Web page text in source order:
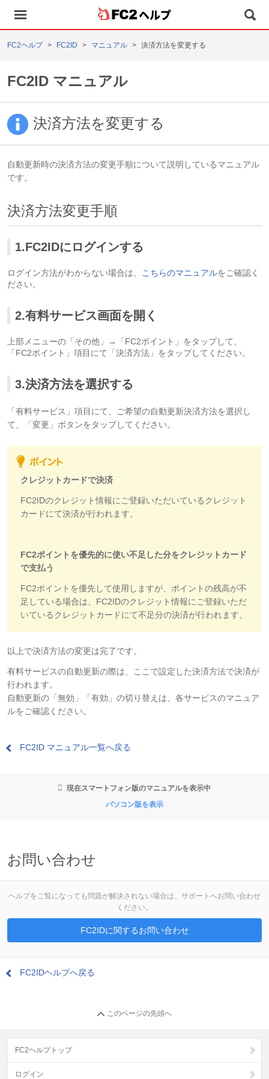
ヘルプ
FC2ヘルプ FC2ID マニュアル 決済方法を変更する
FC2ID マニュアル
決済方法を変更する
自動更新時の決済方法の変更手順について説明しているマニュアル
です。
決済方法変更手順
1.FC2IDにログインする
ログイン方法がわからない場合は、 こちらのマニュアルをご確認く
ださい。
2.有料サービス画面を開く
上部メニューの「その他」→「FC2ポイント」をタップして、
「FC2ポイント」項目にて「決済方法」をタップしてください。
3.決済方法を選択する
「有料サービス」項目にて、ご希望の自動更新決済方法を選択し
て、「変更」ボタンをタップしてください。
クレジットカードで決済
FC2IDのクレジット情報にご登録いただいているクレジット
カードにて決済が行われます。
FC2ポイントを優先的に使い不足した分をクレジットカード
で支払う
FC2ポイントを優先して使用しますが、ポイントの残高が不
足している場合は、FC2IDのクレジット情報にご登録いただ
いているクレジットカードにて不足分の決済が行われます。
以上で決済方法の変更は完了です。
有料サービスの自動更新の際は、ここで設定した決済方法で決済が
行われます。
自動更新の「無効」「有効」の切り替えは、各サービスのマニュア
ルをご確認ください。
FC2ID マニュアル一覧へ戻る
現在スマートフォン版のマニュアルを表示中
パソコン版を表示
お問い合わせ
ヘルプをご覧になっても問題が解決されない場合は、サポートへお問い合わせ
ください。
FC2IDに関するお問い合わせ
FC2IDヘルプへ戻る
このページの先頭へ
FC2ヘルプトップ
ログイン